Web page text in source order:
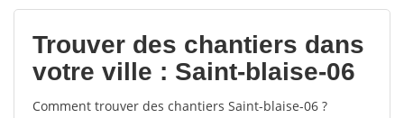
votes
Trouver des chantiers dans
votre ville : Saint-blaise-06
Comment trouver des chantiers Saint-blaise-06 ?